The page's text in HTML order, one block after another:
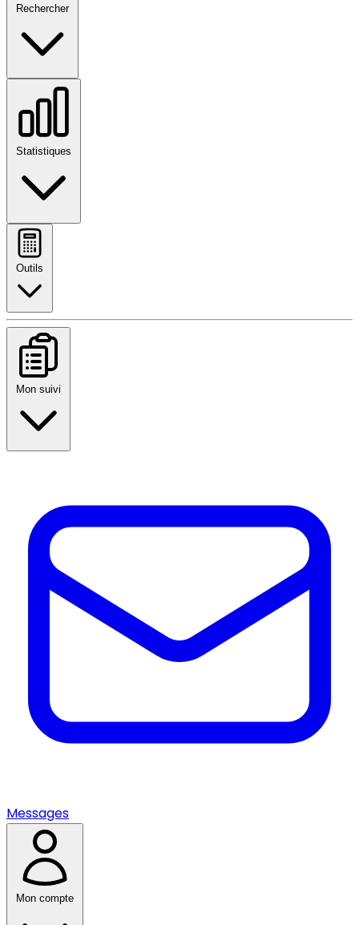
Rechercher
Statistiques
Outils
Mon suivi
Messages
Mon compte